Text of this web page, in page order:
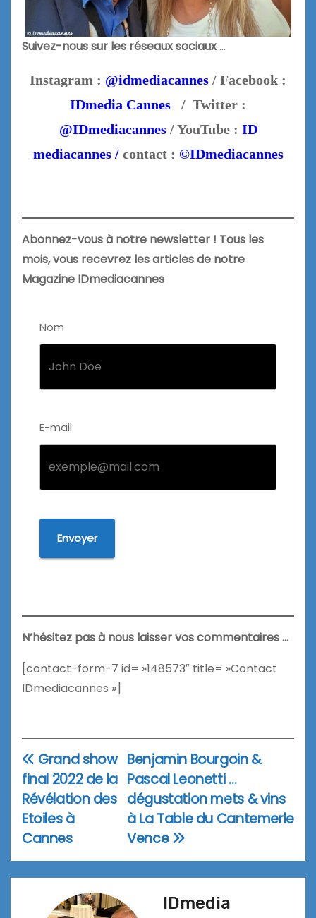
Suivez-nous sur les réseaux sociaux…
Instagram : @idmediacannes / Facebook :
IDmedia Cannes / Twitter :
@IDmediacannes/ YouTube : ID
mediacannes / contact : ©IDmediacannes
Abonnez-vous à notre newsletter ! Tous les
mois, vous recevrez les articles de notre
Magazine IDmediacannes
Nom
E-mail
Envoyer
N’hésitez pas à nous laisser vos commentaires …
[contact-form-7 id= »148573″ title= »Contact
IDmediacannes »]
Navigation
de
l’article
Benjamin Bourgoin &
Pascal Leonetti …
dégustation mets & vins
à La Table du Cantemerle
Vence
Grand show
final 2022 de la
Révélation des
Etoiles à
Cannes
IDmedia